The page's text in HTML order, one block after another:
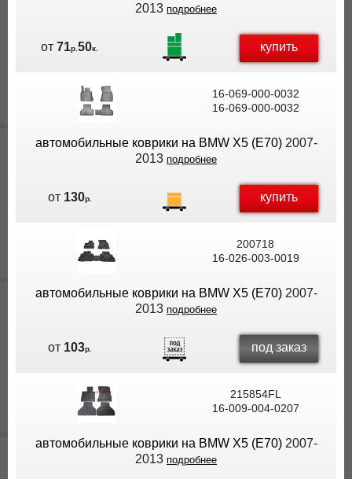
2013 подробнее
от71р.50к. купить
16-069-000-0032
16-069-000-0032
автомобильные коврики на BMW X5 (E70)2007-
2013 подробнее
от 130р. купить
200718
16-026-003-0019
автомобильные коврики на BMW X5 (E70)2007-
2013 подробнее
от 103р. под заказ
215854FL
16-009-004-0207
автомобильные коврики на BMW X5 (E70)2007-
2013 подробнее